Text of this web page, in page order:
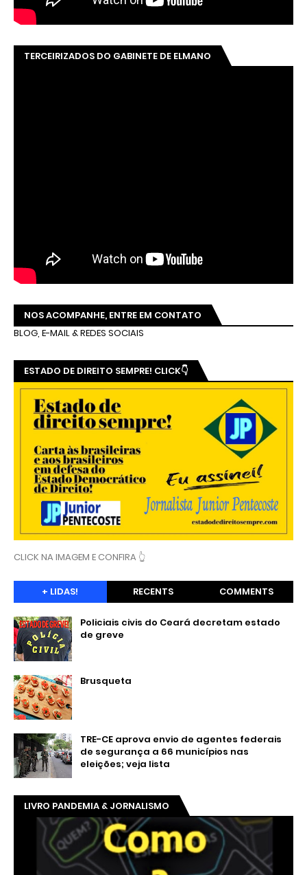
TERCEIRIZADOS DO GABINETE DE ELMANO
NOS ACOMPANHE, ENTRE EM CONTATO
BLOG, E-MAIL & REDES SOCIAIS
ESTADO DE DIREITO SEMPRE! CLICK👇
CLICK NA IMAGEM E CONFIRA 👆
+ LIDAS! RECENTS COMMENTS
Policiais civis do Ceará decretam estado
de greve
Brusqueta
TRE-CE aprova envio de agentes federais
de segurança a 66 municípios nas
eleições; veja lista
LIVRO PANDEMIA & JORNALISMO